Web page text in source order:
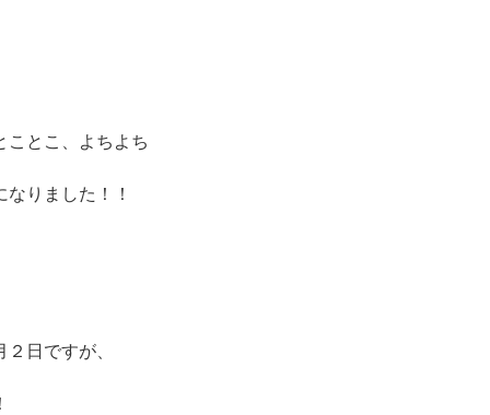
ことこ、よちよち
りました！！
日ですが、